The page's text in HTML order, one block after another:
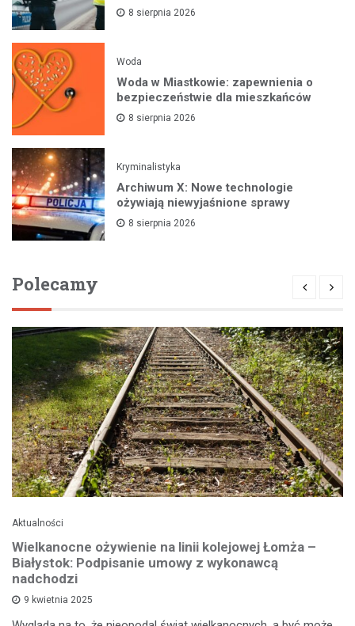
8 sierpnia 2026
Woda
Woda w Miastkowie: zapewnienia o
bezpieczeństwie dla mieszkańców
8 sierpnia 2026
Kryminalistyka
Archiwum X: Nowe technologie
ożywiają niewyjaśnione sprawy
8 sierpnia 2026
Polecamy
Aktualności
Wielkanocne ożywienie na linii kolejowej Łomża –
Białystok: Podpisanie umowy z wykonawcą
nadchodzi
9 kwietnia 2025